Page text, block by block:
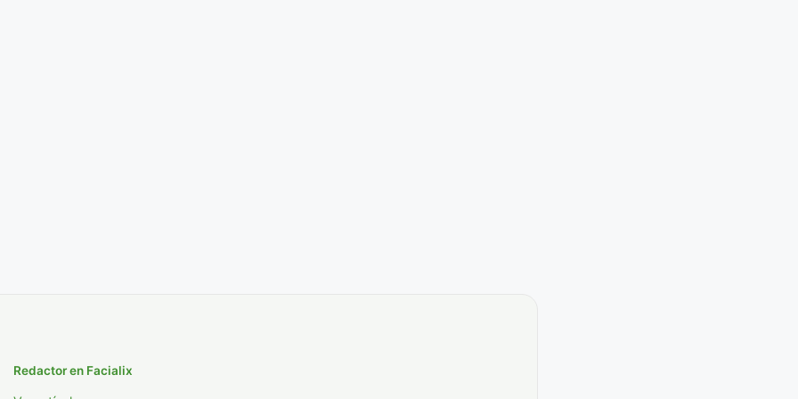
Redactor en Facialix